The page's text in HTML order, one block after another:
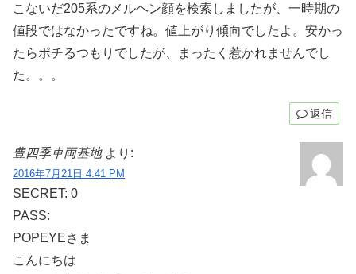
こないだ205系のメルヘン顔を検索しましたが、一時期の
値段ではなかったですね。値上がり傾向でしたよ。安かっ
たらポチるつもりでしたが、まったく惹かれませんでし
た。。。
返信
豊四季車両基地 より:
2016年7月21日 4:41 PM
SECRET: 0
PASS:
POPEYEさま
こんにちは